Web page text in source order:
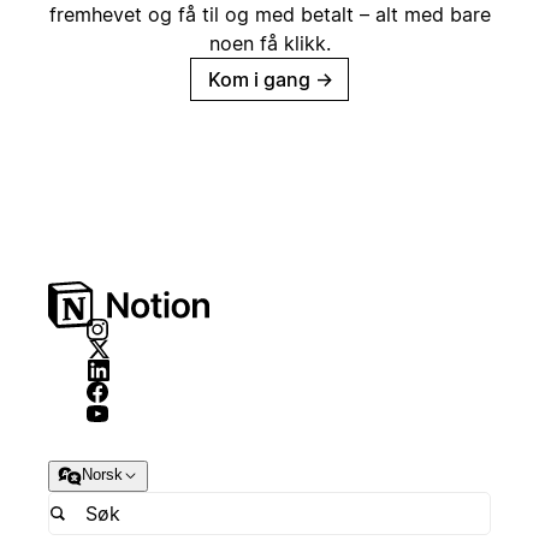
fremhevet og få til og med betalt – alt med bare
noen få klikk.
Kom i gang →
Norsk